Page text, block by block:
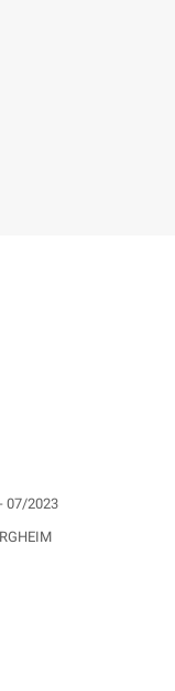
07/2023